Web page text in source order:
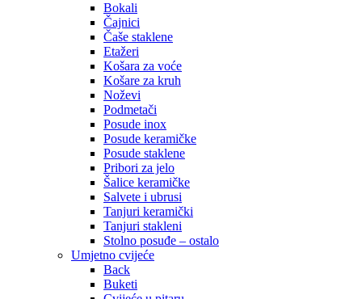
Bokali
Čajnici
Čaše staklene
Etažeri
Košara za voće
Košare za kruh
Noževi
Podmetači
Posude inox
Posude keramičke
Posude staklene
Pribori za jelo
Šalice keramičke
Salvete i ubrusi
Tanjuri keramički
Tanjuri stakleni
Stolno posuđe – ostalo
Umjetno cvijeće
Back
Buketi